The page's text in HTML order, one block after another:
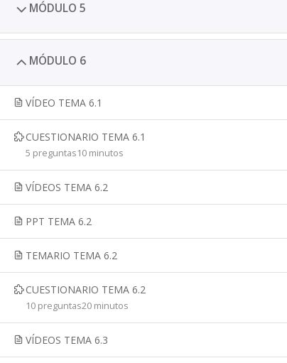
MÓDULO 5
MÓDULO 6
VÍDEO TEMA 6.1
CUESTIONARIO TEMA 6.1
10 minutos
5 preguntas
VÍDEOS TEMA 6.2
PPT TEMA 6.2
TEMARIO TEMA 6.2
CUESTIONARIO TEMA 6.2
20 minutos
10 preguntas
VÍDEOS TEMA 6.3